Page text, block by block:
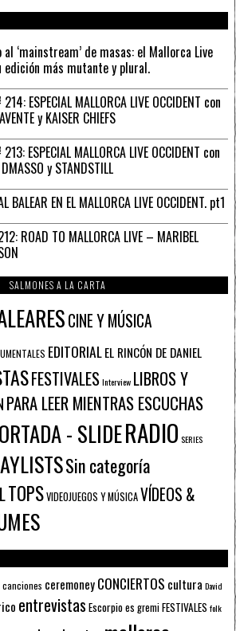
‘mainstream’ de masas: el Mallorca Live
edición más mutante y plural.
ESPECIAL MALLORCA LIVE OCCIDENT con
y KAISER CHIEFS
ESPECIAL MALLORCA LIVE OCCIDENT con
y STANDSTILL
BALEAR EN EL MALLORCA LIVE OCCIDENT. pt1
ROAD TO MALLORCA LIVE – MARIBEL
SALMONES A LA CARTA
CINE Y MÚSICA
EDITORIALEL RINCÓN DE DANIEL
FESTIVALESInterview LIBROS Y
PARA LEER MIENTRAS ESCUCHAS
- SLIDERADIO SERIES
Sin categoría
TOPSVIDEOJUEGOS Y MÚSICAVÍDEOS &
canciones ceremoneyCONCIERTOS cultura David
entrevistas Escorpioes gremiFESTIVALES folk